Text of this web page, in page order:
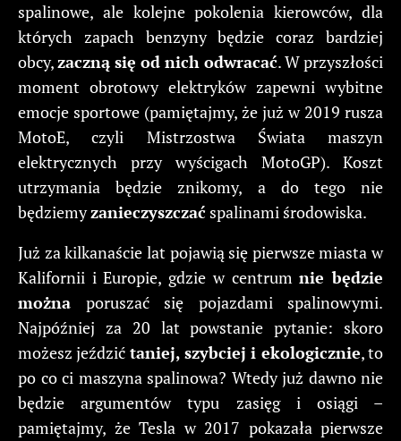
spalinowe, ale kolejne pokolenia kierowców, dla
których zapach benzyny będzie coraz bardziej
obcy,zaczną się od nich odwracać. W przyszłości
moment obrotowy elektryków zapewni wybitne
emocje sportowe (pamiętajmy, że już w 2019 rusza
MotoE, czyli Mistrzostwa Świata maszyn
elektrycznych przy wyścigach MotoGP). Koszt
utrzymania będzie znikomy, a do tego nie
będziemyzanieczyszczać spalinami środowiska.
Już za kilkanaście lat pojawią się pierwsze miasta w
Kalifornii i Europie, gdzie w centrumnie będzie
można poruszać się pojazdami spalinowymi.
Najpóźniej za 20 lat powstanie pytanie: skoro
możesz jeździć taniej, szybciej i ekologicznie, to
po co ci maszyna spalinowa? Wtedy już dawno nie
będzie argumentów typu zasięg i osiągi –
pamiętajmy, że Tesla w 2017 pokazała pierwsze